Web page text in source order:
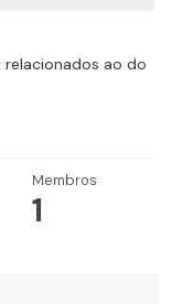
ao do
Membros
1